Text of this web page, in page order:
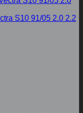
S10 91/05 2.0 2.2